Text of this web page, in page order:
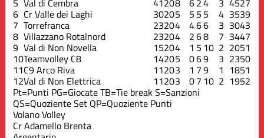
6 Cr Valle dei Laghi 30205 5 5 5 4 3539
7 Torrefranca 23204 466 3 3043
8 Villazzano Rotalnord 23204 268 7 3447
9 Val di Non Novella 15204 1 5 10 2 2051
10Teamvolley C8 14205 069 3 2350
11C9 Arco Riva 11203 1 79 1 1851
12Val di Non Elettrica 11203 07 10 2 1952
Pt=Punti PG=GiocateTB=Tie breakS=Sanzioni
QS=Quoziente Set QP=Quoziente Punti
Volano Volley
Cr Adamello Brenta